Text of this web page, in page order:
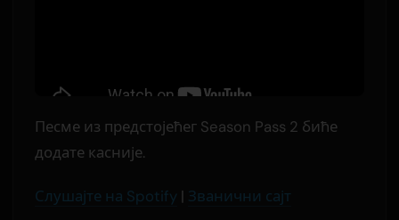
Песме из предстојећег Season Pass 2 биће
додате касније.
Слушајте на Spotify | Званични сајт